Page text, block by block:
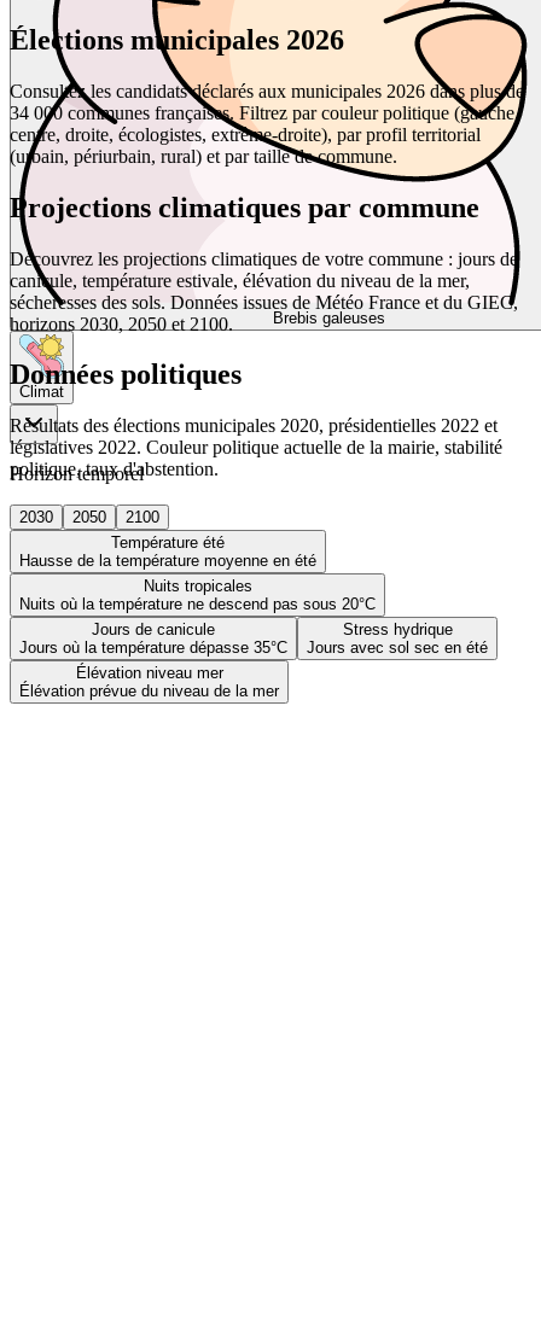
Brebis galeuses
Climat
Horizon temporel
2030 2050
2100
Température été
Hausse de la température moyenne en été
Nuits tropicales
Nuits où la température ne descend pas sous 20°C
Jours de canicule
Jours où la température dépasse 35°C
Stress hydrique
Jours avec sol sec en été
Élévation niveau mer
Élévation prévue du niveau de la mer
Élections municipales 2026
Consultez les candidats déclarés aux municipales 2026 dans plus de
34 000 communes françaises. Filtrez par couleur politique (gauche,
centre, droite, écologistes, extrême-droite), par profil territorial
(urbain, périurbain, rural) et par taille de commune.
Projections climatiques par commune
Découvrez les projections climatiques de votre commune : jours de
canicule, température estivale, élévation du niveau de la mer,
sécheresses des sols. Données issues de Météo France et du GIEC,
horizons 2030, 2050 et 2100.
Données politiques
Résultats des élections municipales 2020, présidentielles 2022 et
législatives 2022. Couleur politique actuelle de la mairie, stabilité
politique, taux d'abstention.